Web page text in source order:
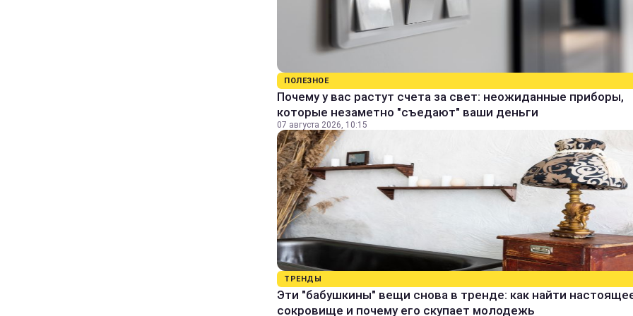
ПОЛЕЗНОЕ
Почему у вас растут счета за свет: неожиданные приборы,
которые незаметно "съедают" ваши деньги
07 августа 2026, 10:15
ТРЕНДЫ
Эти "бабушкины" вещи снова в тренде: как найти
сокровище и почему его скупает молодежь